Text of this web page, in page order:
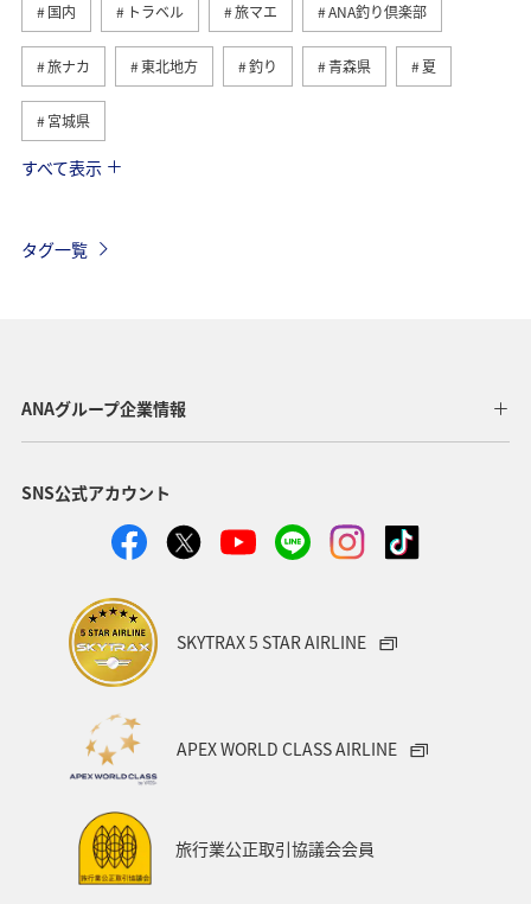
国内 トラベル 旅マエ ANA釣り倶楽部
旅ナカ 東北地方 釣り 青森県 夏
宮城県
グルメ
長崎県 沖縄県 自然・植物 神奈川県
兵庫県 お祭り・イベント
フォトジェニックな写真を撮る 福島県 茨城県
ANAグルメマイル
趣味 日本の歴史・文化・芸術
マイルを使う
すべて表示
タグ一覧
ANAグループ企業情報
SNS公式アカウント
SKYTRAX 5 STAR AIRLINE
APEX WORLD CLASS AIRLINE
旅行業公正取引協議会会員